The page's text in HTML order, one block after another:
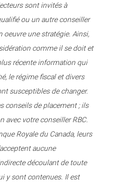
sont invités à
ou un autre conseiller
oeuvre une stratégie. Ainsi,
comme il se doit et
récente information qui
le régime fiscal et divers
susceptibles de changer.
conseils de placement ; ils
avec votre conseiller RBC.
Royale du Canada, leurs
aucune
découlant de toute
y sont contenues. Il est